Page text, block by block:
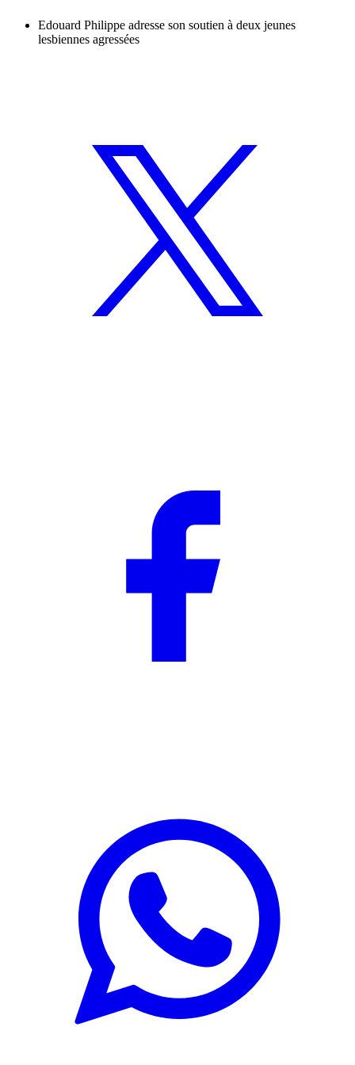
Edouard Philippe adresse son soutien à deux jeunes
lesbiennes agressées